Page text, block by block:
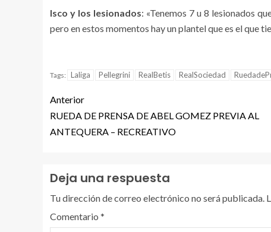
Isco y los lesionados: «Tenemos 7 u 8 lesionados
pero en estos momentos hay un plantel que es el que
Tags: Laliga Pellegrini RealBetis RealSociedad
Anterior
RUEDA DE PRENSA DE ABEL GOMEZ PREVIA AL
ANTEQUERA – RECREATIVO
Deja una respuesta
Tu dirección de correo electrónico no será publicada.
Comentario *